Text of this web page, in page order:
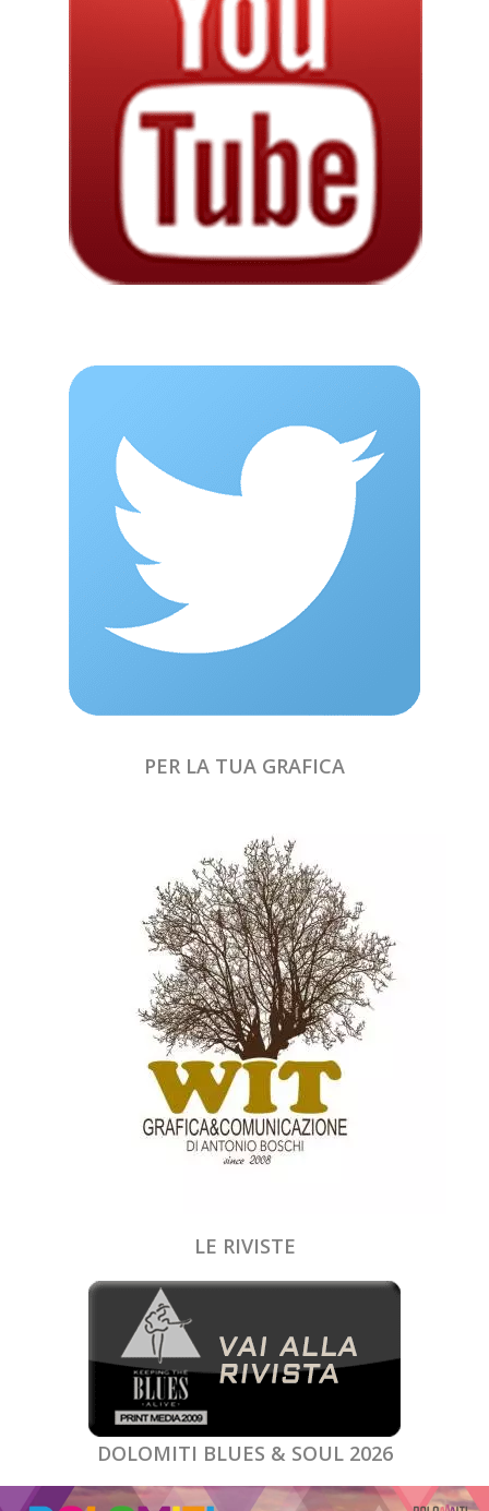
PER LA TUA GRAFICA
LE RIVISTE
DOLOMITI BLUES & SOUL 2026